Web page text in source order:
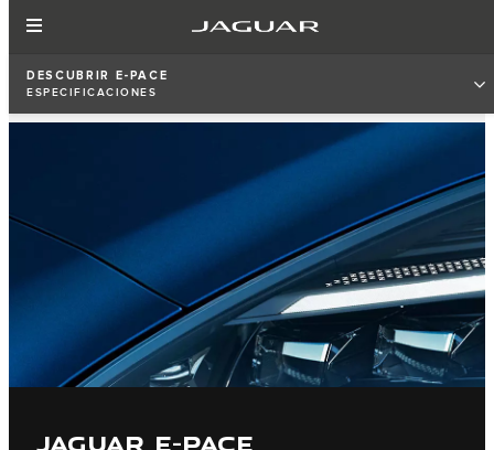
DESCUBRIR E‑PACE
ESPECIFICACIONES
JAGUAR E-PACE